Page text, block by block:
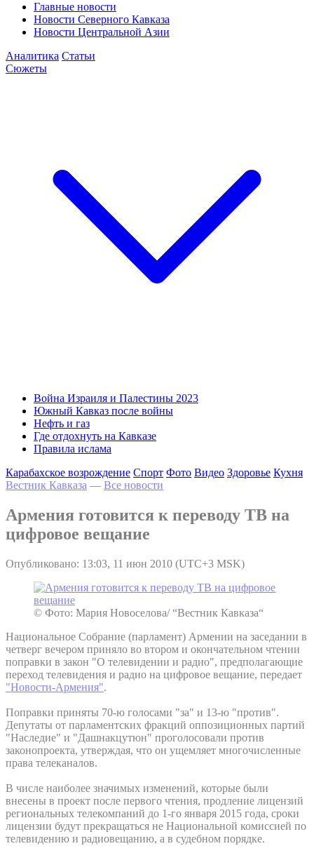
Главные новости
Новости Северного Кавказа
Новости Центральной Азии
Аналитика Статьи
Сюжеты
Война Израиля и Палестины 2023
Южный Кавказ после войны
Нефть и газ
Где отдохнуть на Кавказе
Правила ислама
Карабахское возрождение Спорт Фото Видео Здоровье Кухня
Вестник Кавказа — Все новости
Армения готовится к переводу ТВ на
цифровое вещание
Опубликовано: 13:03, 11 июн 2010 (UTC+3 MSK)
© Фото: Мария Новоселова/ “Вестник Кавказа“
Национальное Собрание (парламент) Армении на заседании в
четверг вечером приняло во втором и окончательном чтении
поправки в закон "О телевидении и радио", предполагающие
переход телевидения и радио на цифровое вещание, передает
"Новости-Армения".
Поправки приняты 70-ю голосами "за" и 13-ю "против".
Депутаты от парламентских фракций оппозиционных партий
"Наследие" и "Дашнакцутюн" проголосовали против
законопроекта, утверждая, что он ущемляет многочисленные
права телеканалов.
В числе наиболее значимых изменений, которые были
внесены в проект после первого чтения, продление лицензий
региональных телекомпаний до 1-го января 2015 года, сроки
лицензии будут прекращаться не Национальной комиссией по
телевидению и радиовещанию, а в судебном порядке.